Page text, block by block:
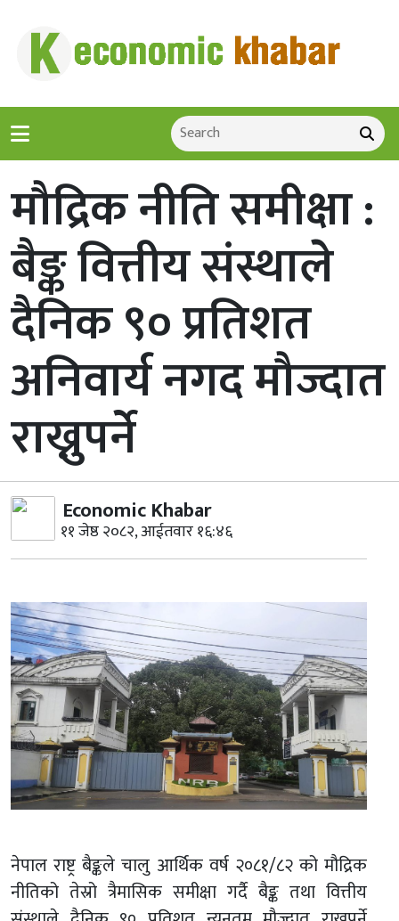
मौद्रिक नीति समीक्षा :
बैङ्क वित्तीय संस्थाले
दैनिक ९० प्रतिशत
अनिवार्य नगद मौज्दात
राख्नुपर्ने
Economic Khabar
११ जेष्ठ २०८२, आईतवार १६:४६
नेपाल राष्ट्र बैङ्कले चालु आर्थिक वर्ष २०८१/८२ को मौद्रिक
नीतिको तेस्रो त्रैमासिक समीक्षा गर्दै बैङ्क तथा वित्तीय